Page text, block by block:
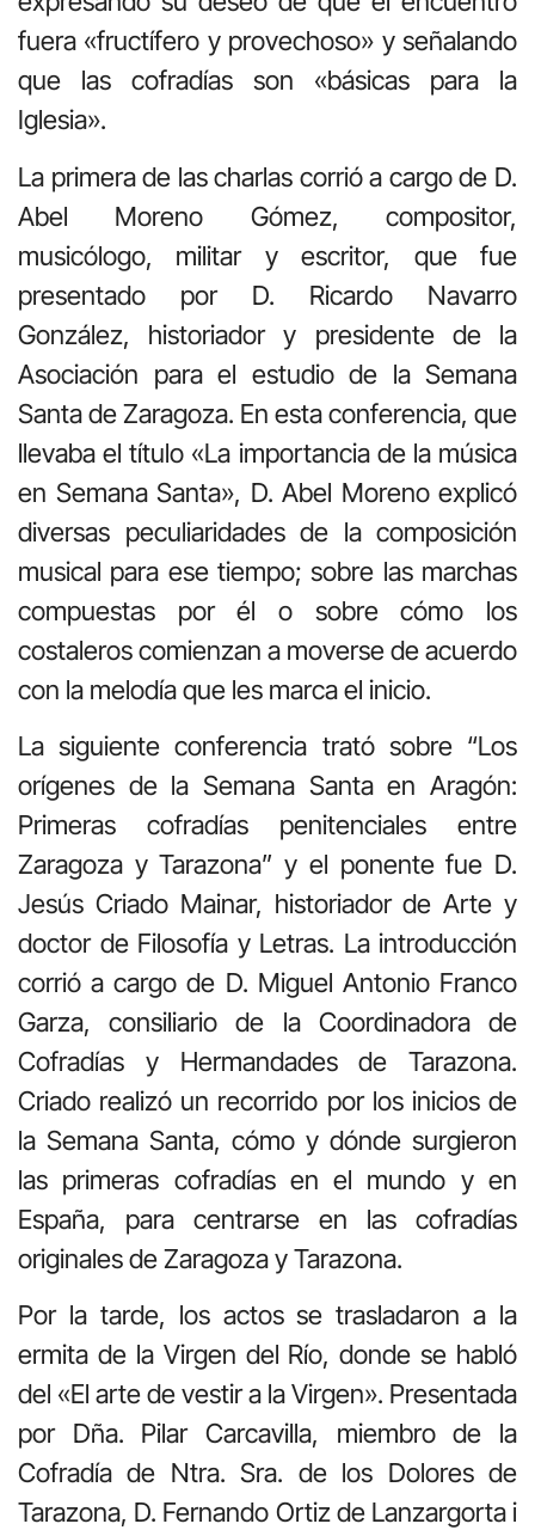
fuera «fructífero y provechoso» y señalando
que las cofradías son «básicas para la
Iglesia».
La primera de las charlas corrió a cargo de D.
Abel Moreno Gómez, compositor,
musicólogo, militar y escritor, que fue
presentado por D. Ricardo Navarro
González, historiador y presidente de la
Asociación para el estudio de la Semana
Santa de Zaragoza. En esta conferencia, que
llevaba el título «La importancia de la música
en Semana Santa», D. Abel Moreno explicó
diversas peculiaridades de la composición
musical para ese tiempo; sobre las marchas
compuestas por él o sobre cómo los
costaleros comienzan a moverse de acuerdo
con la melodía que les marca el inicio.
La siguiente conferencia trató sobre “Los
orígenes de la Semana Santa en Aragón:
Primeras cofradías penitenciales entre
Zaragoza y Tarazona” y el ponente fue D.
Jesús Criado Mainar, historiador de Arte y
doctor de Filosofía y Letras. La introducción
corrió a cargo de D. Miguel Antonio Franco
Garza, consiliario de la Coordinadora de
Cofradías y Hermandades de Tarazona.
Criado realizó un recorrido por los inicios de
la Semana Santa, cómo y dónde surgieron
las primeras cofradías en el mundo y en
España, para centrarse en las cofradías
originales de Zaragoza y Tarazona.
Por la tarde, los actos se trasladaron a la
ermita de la Virgen del Río, donde se habló
del «El arte de vestir a la Virgen». Presentada
por Dña. Pilar Carcavilla, miembro de la
Cofradía de Ntra. Sra. de los Dolores de
Tarazona, D. Fernando Ortiz de Lanzargorta i